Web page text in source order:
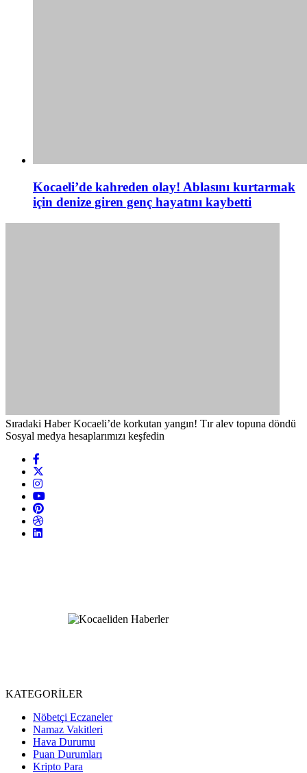
Kocaeli’de kahreden olay! Ablasını kurtarmak
için denize giren genç hayatını kaybetti
Sıradaki Haber Kocaeli’de korkutan yangın! Tır alev topuna döndü
Sosyal medya hesaplarımızı keşfedin
KATEGORİLER
Nöbetçi Eczaneler
Namaz Vakitleri
Hava Durumu
Puan Durumları
Kripto Para